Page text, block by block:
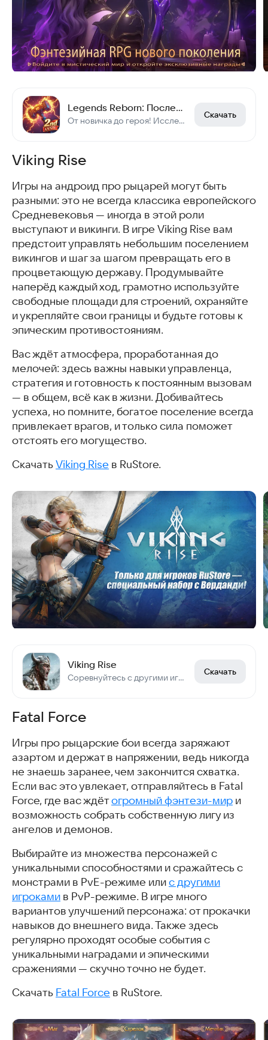
Legends Reborn: Последний бой
От новичка до героя! Исследуй мир, улучшай героев, побеждай боссов с союзниками!
Скачать
Viking Rise
Игры на андроид про рыцарей могут быть
разными: это не всегда классика европейского
Средневековья — иногда в этой роли
выступают и викинги. В игре Viking Rise вам
предстоит управлять небольшим поселением
викингов и шаг за шагом превращать его в
процветающую державу. Продумывайте
наперёд каждый ход, грамотно используйте
свободные площади для строений, охраняйте
и укрепляйте свои границы и будьте готовы к
эпическим противостояниям.
Вас ждёт атмосфера, проработанная до
мелочей: здесь важны навыки управленца,
стратегия и готовность к постоянным вызовам
— в общем, всё как в жизни. Добивайтесь
успеха, но помните, богатое поселение всегда
привлекает врагов, и только сила поможет
отстоять его могущество.
Скачать Viking Rise в RuStore.
Viking Rise
Соревнуйтесь с другими игроками в разведке, строительстве и завоевании Мидгарда!
Скачать
Fatal Force
Игры про рыцарские бои всегда заряжают
азартом и держат в напряжении, ведь никогда
не знаешь заранее, чем закончится схватка.
Если вас это увлекает, отправляйтесь в Fatal
Force, где вас ждётогромный фэнтези-мир и
возможность собрать собственную лигу из
ангелов и демонов.
Выбирайте из множества персонажей с
уникальными способностями и сражайтесь с
монстрами в PvE-режиме или с другими
игроками в PvP-режиме. В игре много
вариантов улучшений персонажа: от прокачки
навыков до внешнего вида. Также здесь
регулярно проходят особые события с
уникальными наградами и эпическими
сражениями — скучно точно не будет.
Скачать Fatal Force в RuStore.